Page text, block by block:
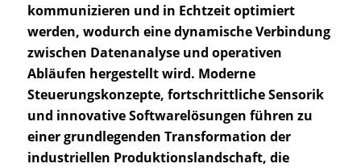
kommunizieren und in Echtzeit optimiert
werden, wodurch eine dynamische Verbindung
zwischen Datenanalyse und operativen
Abläufen hergestellt wird. Moderne
Steuerungskonzepte, fortschrittliche Sensorik
und innovative Softwarelösungen führen zu
einer grundlegenden Transformation der
industriellen Produktionslandschaft, die